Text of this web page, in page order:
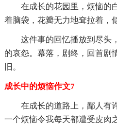
在成长的花园里，烦恼的
着脑袋，花瓣无力地耷拉着，
这件事的回忆播放到尽头
的哀怨。幕落，剧终，回首剧
旧。
成长中的烦恼作文7
在成长的道路上，鄙人有
一个烦恼令我每天都遭受皮肉